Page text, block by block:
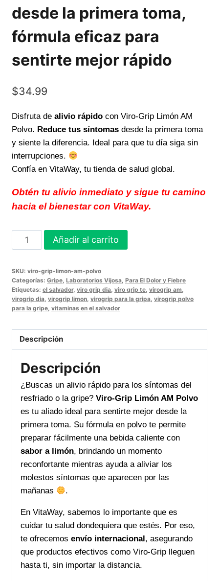
desde la primera toma,
fórmula eficaz para
sentirte mejor rápido
$34.99
Disfruta de alivio rápido con Viro-Grip Limón AM
Polvo. Reduce tus síntomas desde la primera toma
y siente la diferencia. Ideal para que tu día siga sin
interrupciones.
Confía en VitaWay, tu tienda de salud global.
Obtén tu alivio inmediato y sigue tu camino
hacia el bienestar con VitaWay.
Viro-
Grip
AM
Polvo
alivia
tus
síntomas
desde
primera
toma,
fórmula
eficaz
para
sentirte
mejor
rápido
cantidad
Añadir al carrito
SKU: viro-grip-limon-am-polvo
Categorías: Gripe Laboratorios Vijosa Para El Dolor y Fiebre
Etiquetas: el salvador, viro grip dia viro grip te virogrip am
virogrip dia virogrip limon virogrip para la gripa virogrip polvo
para la gripe vitaminas en el salvador
Descripción
Descripción
¿Buscas un alivio rápido para los síntomas del
resfriado o la gripe? Viro-Grip Limón AM Polvo
es tu aliado ideal para sentirte mejor desde la
primera toma. Su fórmula en polvo te permite
preparar fácilmente una bebida caliente con
sabor a limón, brindando un momento
reconfortante mientras ayuda a aliviar los
molestos síntomas que aparecen por las
mañanas
.
En VitaWay, sabemos lo importante que es
cuidar tu salud dondequiera que estés. Por eso,
te ofrecemos envío internacional, asegurando
que productos efectivos como Viro-Grip lleguen
hasta ti, sin importar la distancia.